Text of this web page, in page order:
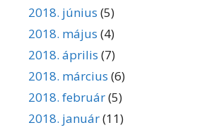
2018. június (5)
2018. május (4)
2018. április (7)
2018. március (6)
2018. február(5)
2018. január(11)